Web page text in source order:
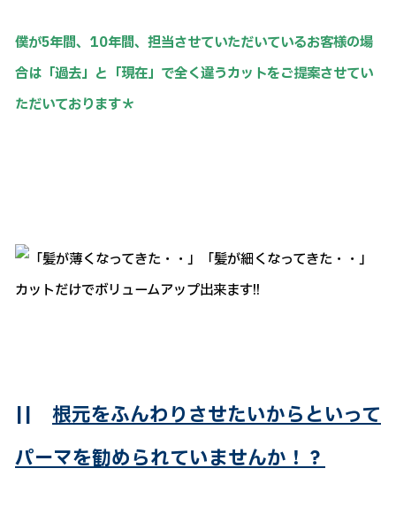
僕が5年間、10年間、担当させていただいているお客様の場
合は「過去」と「現在」で全く違うカットをご提案させてい
ただいております＊
|| 根元をふんわりさせたいからといって
パーマを勧められていませんか！？